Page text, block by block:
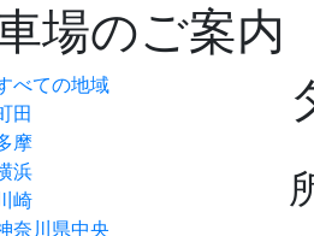
場のご案内
べての地域
田
摩
浜
崎
奈川県中央